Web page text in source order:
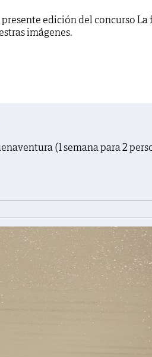
edición del concurso La
imágenes.
(1 semana para 2